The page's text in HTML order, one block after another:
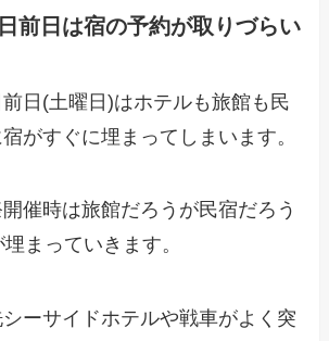
前日は宿の予約が取りづらい
日(土曜日)はホテルも旅館も民
がすぐに埋まってしまいます。
催時は旅館だろうが民宿だろう
まっていきます。
ーサイドホテルや戦車がよく突